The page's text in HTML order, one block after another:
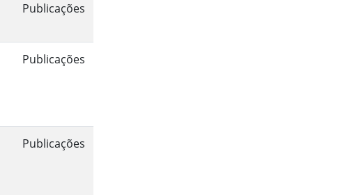
Publicações
Publicações
Publicações